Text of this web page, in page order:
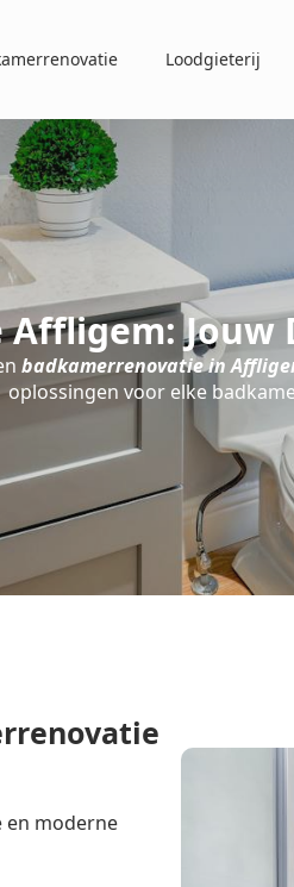
Loodgieterij
Jouw
badkamerrenovatie in
oplossingen voor elke
en moderne